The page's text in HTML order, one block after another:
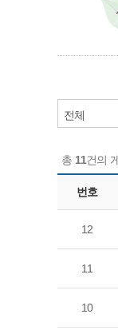
총 11건의
번호
12
11
10